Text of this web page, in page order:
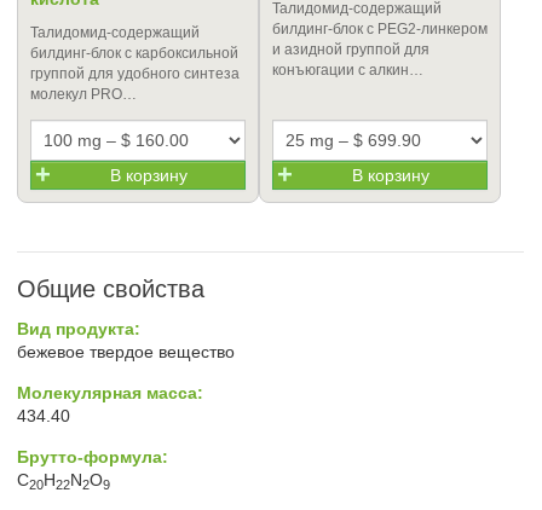
Талидомид-содержащий
билдинг-блок с карбоксильной
группой для удобного синтеза
молекул PRO…
В корзину
Талидомид-содержащий
билдинг-блок с PEG2-линкером
и азидной группой для
конъюгации с алкин…
В корзину
Общие свойства
Вид продукта:
бежевое твердое вещество
Молекулярная масса:
434.40
Брутто-формула:
C20H22N2O9